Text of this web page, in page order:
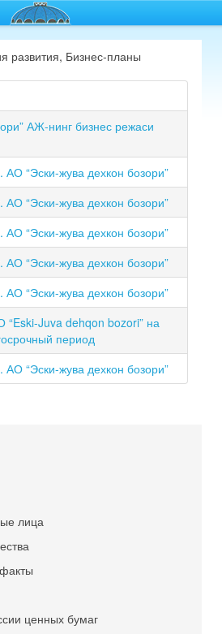
развития, Бизнес-планы
АЖ-нинг бизнес режаси
АО “Эски-жува дехкон бозори”
АО “Эски-жува дехкон бозори”
АО “Эски-жува дехкон бозори”
АО “Эски-жува дехкон бозори”
АО “Эски-жува дехкон бозори”
“Eski-Juva dehqon bozori” на
период
АО “Эски-жува дехкон бозори”
лица
ценных бумаг